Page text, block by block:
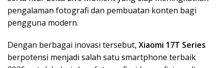
pengalaman fotografi dan pembuatan konten bagi
pengguna modern.
Dengan berbagai inovasi tersebut, Xiaomi 17T Series
berpotensi menjadi salah satu smartphone terbaik